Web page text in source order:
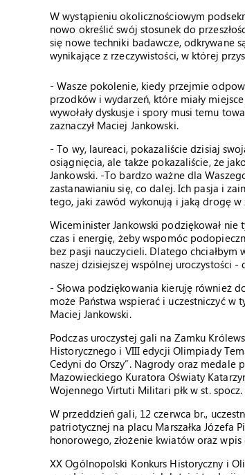
W wystąpieniu okolicznościowym
nowo określić swój stosunek do
się nowe techniki badawcze, odkrywane
wynikające z rzeczywistości, w której
- Wasze pokolenie, kiedy przejmie
przodków i wydarzeń, które miały
wywołały dyskusje i spory musi temu
zaznaczył Maciej Jankowski.
- To wy, laureaci, pokazaliście dzisiaj
osiągnięcia, ale także pokazaliście, że
Jankowski. -To bardzo ważne dla
zastanawianiu się, co dalej. Ich pasja i
tego, jaki zawód wykonują i jaką drogę w
Wiceminister Jankowski podziękował
czas i energię, żeby wspomóc
bez pasji nauczycieli. Dlatego chciałbym
naszej dzisiejszej wspólnej uroczystości -
- Słowa podziękowania kieruję również
może Państwa wspierać i uczestniczyć
Maciej Jankowski.
Podczas uroczystej gali na Zamku
Historycznego i VIII edycji Olimpiady
Cedyni do Orszy”. Nagrody oraz medale
Mazowieckiego Kuratora Oświaty
Wojennego Virtuti Militari płk w st.
W przeddzień gali, 12 czerwca br.,
patriotycznej na placu Marszałka Józefa
honorowego, złożenie kwiatów oraz
XX Ogólnopolski Konkurs Historyczny i